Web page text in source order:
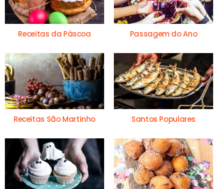
Receitas da Páscoa Passagem do Ano
Receitas São Martinho Santos Populares